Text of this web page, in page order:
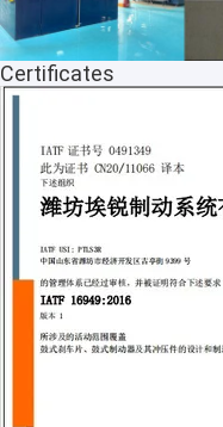
Certificates